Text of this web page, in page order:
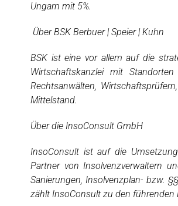
Ungarn mit 5%.
Über BSK Berbuer | Speier | Kuhn
BSK ist eine vor allem auf die
Wirtschaftskanzlei mit
Rechtsanwälten,
Mittelstand.
Über die InsoConsult GmbH
InsoConsult ist auf die
Partner von Insolvenzverwaltern
Sanierungen, Insolvenzplan- bzw.
zählt InsoConsult zu den führenden